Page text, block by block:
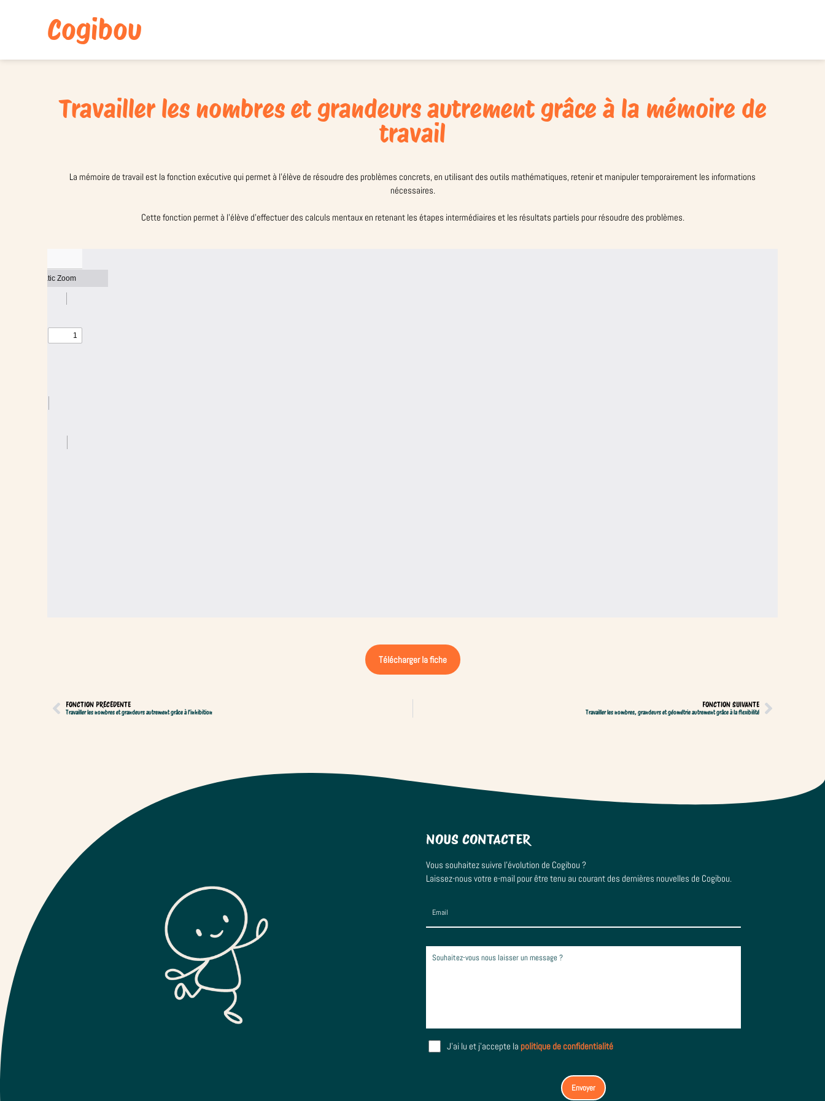
Cogibou
Travailler les nombres et grandeurs autrement grâce à la mémoire de
travail
La mémoire de travail est la fonction exécutive qui permet à l’élève de résoudre des problèmes concrets, en utilisant des outils mathématiques, retenir et manipuler temporairement les informations
nécessaires.
Cette fonction permet à l’élève d’effectuer des calculs mentaux en retenant les étapes intermédiaires et les résultats partiels pour résoudre des problèmes.
Télécharger la fiche
FONCTION PRÉCÉDENTE
Travailler les nombres et grandeurs autrement grâce à l’inhibition
FONCTION SUIVANTE
Travailler les nombres, grandeurs et géométrie autrement grâce à la flexibilité
NOUS CONTACTER
Vous souhaitez suivre l’évolution de Cogibou ?
Laissez-nous votre e-mail pour être tenu au courant des dernières nouvelles de Cogibou.
J'ai lu et j'accepte lapolitique de confidentialité